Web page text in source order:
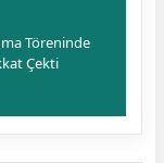
Töreninde
Çekti